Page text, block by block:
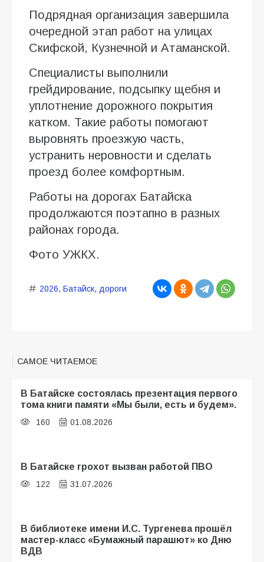
Подрядная организация завершила
очередной этап работ на улицах
Скифской, Кузнечной и Атаманской.
Специалисты выполнили
грейдирование, подсыпку щебня и
уплотнение дорожного покрытия
катком. Такие работы помогают
выровнять проезжую часть,
устранить неровности и сделать
проезд более комфортным.
Работы на дорогах Батайска
продолжаются поэтапно в разных
районах города.
Фото УЖКХ.
2026, Батайск, дороги
САМОЕ ЧИТАЕМОЕ
В Батайске состоялась презентация первого
тома книги памяти «Мы были, есть и будем».
160 01.08.2026
В Батайске грохот вызван работой ПВО
122 31.07.2026
В библиотеке имени И.С. Тургенева прошёл
мастер-класс «Бумажный парашют» ко Дню
ВДВ